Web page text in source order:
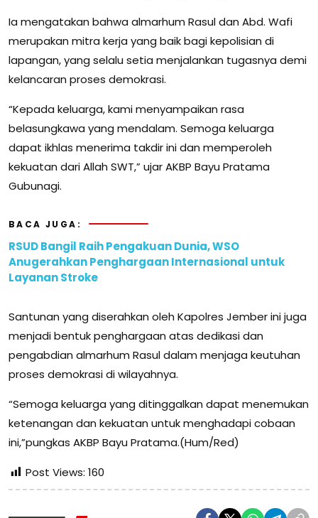
Ia mengatakan bahwa almarhum Rasul dan Abd. Wafi
merupakan mitra kerja yang baik bagi kepolisian di
lapangan, yang selalu setia menjalankan tugasnya demi
kelancaran proses demokrasi.
“Kepada keluarga, kami menyampaikan rasa
belasungkawa yang mendalam. Semoga keluarga
dapat ikhlas menerima takdir ini dan memperoleh
kekuatan dari Allah SWT,” ujar AKBP Bayu Pratama
Gubunagi.
BACA JUGA:
RSUD Bangil Raih Pengakuan Dunia, WSO
Anugerahkan Penghargaan Internasional untuk
Layanan Stroke
Santunan yang diserahkan oleh Kapolres Jember ini juga
menjadi bentuk penghargaan atas dedikasi dan
pengabdian almarhum Rasul dalam menjaga keutuhan
proses demokrasi di wilayahnya.
“Semoga keluarga yang ditinggalkan dapat menemukan
ketenangan dan kekuatan untuk menghadapi cobaan
ini,”pungkas AKBP Bayu Pratama.(Hum/Red)
Post Views: 160